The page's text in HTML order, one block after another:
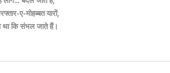
ए-मोहब्बत यारों,
कि संभल जाते हैं।